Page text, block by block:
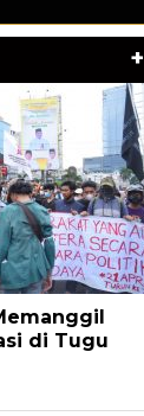
+
di Tugu